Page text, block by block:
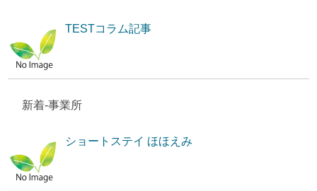
TESTコラム記事
新着-事業所
ショートステイ ほほえみ